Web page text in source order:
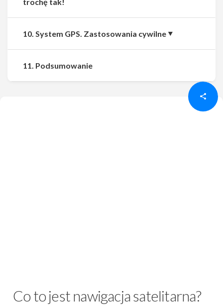
Udostępnij
Co to jest nawigacja satelitarna?
10. System GPS. Zastosowania cywilne
11. Podsumowanie